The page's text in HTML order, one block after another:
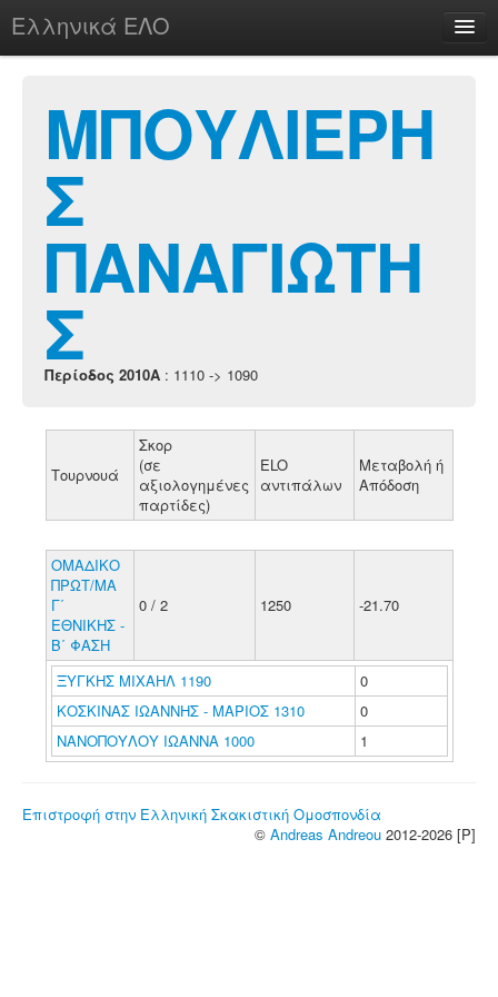
Ελληνικά ΕΛΟ
chesstu.be @ discord
Login
ΜΠΟΥΛΙΕΡΗ
Σ
ΠΑΝΑΓΙΩΤΗ
Σ
Περίοδος 2010A : 1110 -> 1090
Τουρνουά
Σκορ
(σε
αξιολογημένες
παρτίδες)
ELO
αντιπάλων
Μεταβολή ή
Απόδοση
ΟΜΑΔΙΚΟ
ΠΡΩΤ/ΜΑ
Γ΄
ΕΘΝΙΚΗΣ -
Β΄ ΦΑΣΗ
0 / 2 1250 -21.70
ΞΥΓΚΗΣ ΜΙΧΑΗΛ 1190
0
ΚΟΣΚΙΝΑΣ ΙΩΑΝΝΗΣ - ΜΑΡΙΟΣ 1310
0
ΝΑΝΟΠΟΥΛΟΥ ΙΩΑΝΝΑ 1000
1
Επιστροφή στην Ελληνική Σκακιστική Ομοσπονδία
© Andreas Andreou 2012-2026 [P]